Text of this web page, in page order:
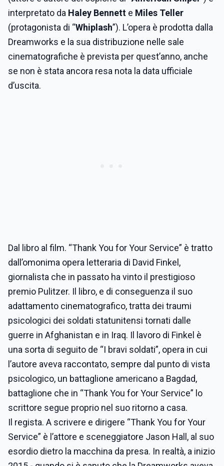
interpretato da Haley Bennett e Miles Teller
(protagonista di “Whiplash”). L’opera è prodotta dalla
Dreamworks e la sua distribuzione nelle sale
cinematografiche è prevista per quest’anno, anche
se non è stata ancora resa nota la data ufficiale
d’uscita.
Dal libro al film. “Thank You for Your Service” è tratto
dall’omonima opera letteraria di David Finkel,
giornalista che in passato ha vinto il prestigioso
premio Pulitzer. Il libro, e di conseguenza il suo
adattamento cinematografico, tratta dei traumi
psicologici dei soldati statunitensi tornati dalle
guerre in Afghanistan e in Iraq. Il lavoro di Finkel è
una sorta di seguito de “I bravi soldati”, opera in cui
l’autore aveva raccontato, sempre dal punto di vista
psicologico, un battaglione americano a Bagdad,
battaglione che in “Thank You for Your Service” lo
scrittore segue proprio nel suo ritorno a casa.
Il regista. A scrivere e dirigere “Thank You for Your
Service” è l’attore e sceneggiatore Jason Hall, al suo
esordio dietro la macchina da presa. In realtà, a inizio